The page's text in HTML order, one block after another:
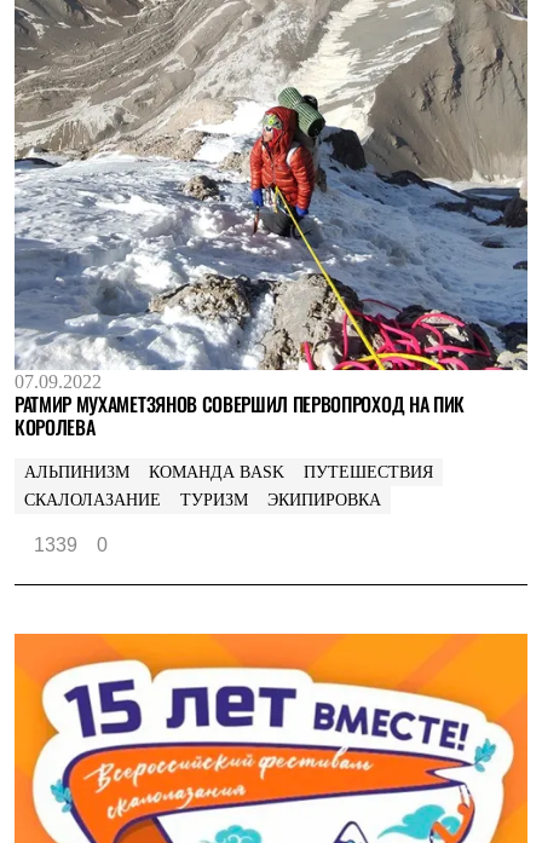
07.09.2022
РАТМИР МУХАМЕТЗЯНОВ СОВЕРШИЛ ПЕРВОПРОХОД НА ПИК
КОРОЛЕВА
АЛЬПИНИЗМ КОМАНДА BASK
ПУТЕШЕСТВИЯ
СКАЛОЛАЗАНИЕ
ТУРИЗМ ЭКИПИРОВКА
1339 0